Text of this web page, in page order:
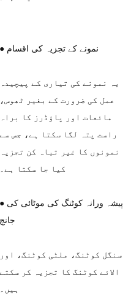
● نمونے کے تجزیہ کی اقسام
یہ نمونے کی تیاری کے پیچیدہ
عمل کی ضرورت کے بغیر ٹھوس،
مائعات اور پاؤڈرز کا براہ
راست پتہ لگا سکتا ہے، جس سے
نمونوں کا غیر تباہ کن تجزیہ
کیا جا سکتا ہے۔
● پیشہ ورانہ کوٹنگ کی موٹائی کی
جانچ
سنگل کوٹنگ، ملٹی کوٹنگ، اور
الائے کوٹنگ کا تجزیہ کر سکتے
ہیں۔